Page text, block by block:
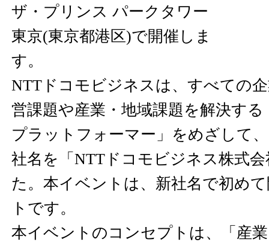
ザ・プリンス パークタワー
東京(東京都港区)で開催しま
す。
NTTドコモビジネスは、すべての
営課題や産業・地域課題を解決す
プラットフォーマー」をめざして
社名を「NTTドコモビジネス株式
た。本イベントは、新社名で初め
トです。
本イベントのコンセプトは、「産